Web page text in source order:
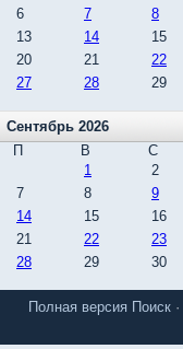
6
7 8
13
14 15
20
21 22
27
28 29
Сентябрь 2026
П
В С
1
2
7
8 9
14
15 16
21
22 23
28
29 30
Полная версия Поиск ·